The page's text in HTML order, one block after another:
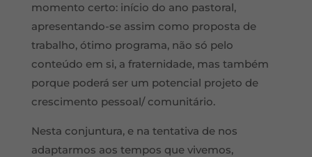
momento certo: início do ano pastoral,
apresentando-se assim como proposta de
trabalho, ótimo programa, não só pelo
conteúdo em si, a fraternidade, mas também
porque poderá ser um potencial projeto de
crescimento pessoal/ comunitário.
Nesta conjuntura, e na tentativa de nos
adaptarmos aos tempos que vivemos,